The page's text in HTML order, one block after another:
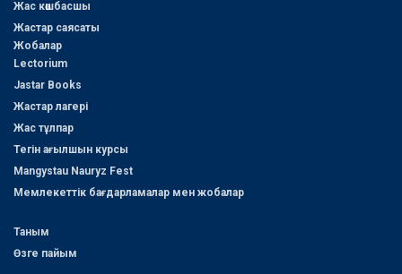
Жас көшбасшы
Жастар саясаты
Жобалар
Lectorium
Jastar Books
Жастар лагері
Жас тұлпар
Тегін ағылшын курсы
Mangystau Nauryz Fest
Мемлекеттік бағдарламалар мен жобалар
Таным
Өзге пайым